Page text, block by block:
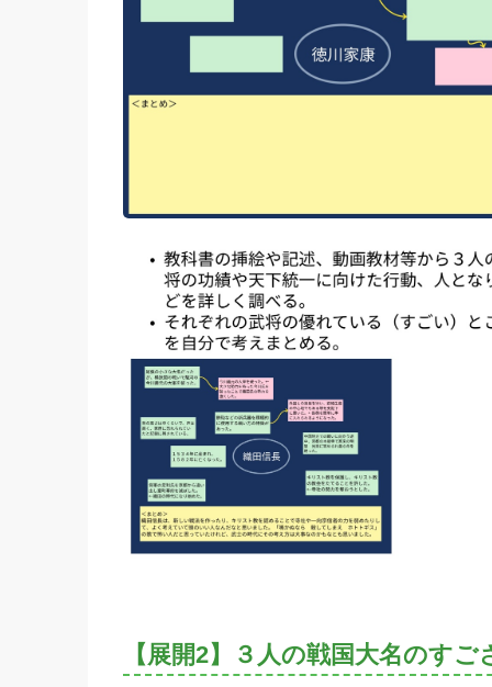
【展開2】３人の戦国大名のす